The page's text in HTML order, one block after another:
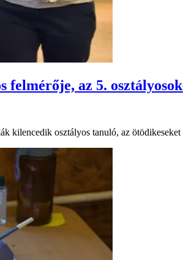
felmérője, az 5.
kilencedik osztályos tanuló, az